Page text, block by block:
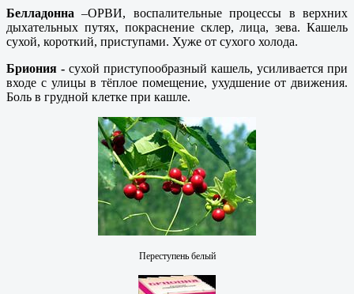
Белладонна –ОРВИ, воспалительные процессы в верхних
дыхательных путях, покраснение склер, лица, зева. Кашель
сухой, короткий, приступами. Хуже от сухого холода.
Бриония - сухой приступообразный кашель, усиливается при
входе с улицы в тёплое помещение, ухудшение от движения.
Боль в грудной клетке при кашле.
Переступень белый